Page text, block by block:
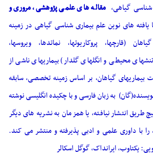
شناسی گیاهی،مقاله های علمی پژوهشی، مروری و
یافته های نوین علم بیماری شناسی گیاهی در زمینه
(قارچها، پروکاریوتها، نماتدها، ویروسها،
محیطی و انگلهای گلدار) بیماریهای ناشی از
بیماریهای گیاهان، بر اساس زمینه تخصصی، سابقه
به زبان فارسی و با چکیده انگلیسی نوشته
طریق انتشار نیافته، یا همزمان به نشریه های دیگر
را با داوری علمی و ادبی پذیرفته و منتشر می کند.
یکتاوب، ایرانداک، گوگل اسکالر